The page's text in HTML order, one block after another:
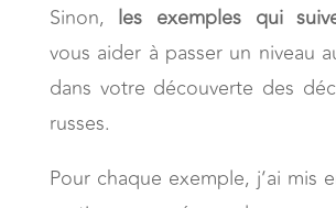
Sinon, les exemples qui
vous aider à passer un niveau
dans votre découverte des
russes.
Pour chaque exemple, j’ai mis